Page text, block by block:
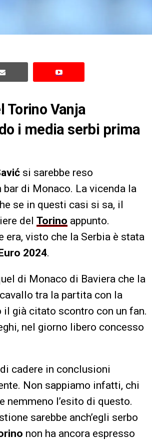
Torino Vanja
i media serbi prima
si sarebbe reso
di Monaco. La vicenda la
se in questi casi si sa, il
del Torino appunto.
era, visto che la Serbia è stata
2024.
di Monaco di Baviera che la
tra la partita con la
il già citato scontro con un fan.
nel giorno libero concesso
cadere in conclusioni
Non sappiamo infatti, chi
l’esito di questo.
sarebbe anch’egli serbo
non ha ancora espresso